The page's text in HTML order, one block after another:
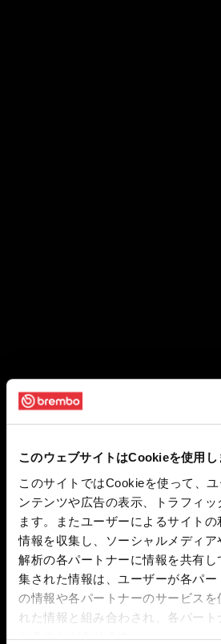
このウェブサイトはCookieを使用し
このサイトではCookieを使って、
ンテンツや広告の表示、トラフィ
ます。またユーザーによるサイト
情報を収集し、ソーシャルメディア
解析の各パートナーに情報を共有し
集された情報は、ユーザーが各パー
の情報や各パートナーのサービスを
れた情報と組み合わされ、各パート